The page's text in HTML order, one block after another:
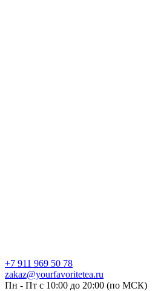
+7 911 969 50 78
zakaz@yourfavoritetea.ru
Пн - Пт с 10:00 до 20:00 (по МСК)